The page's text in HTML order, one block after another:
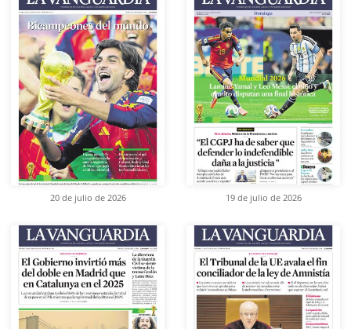
20 de julio de 2026 19 de julio de 2026